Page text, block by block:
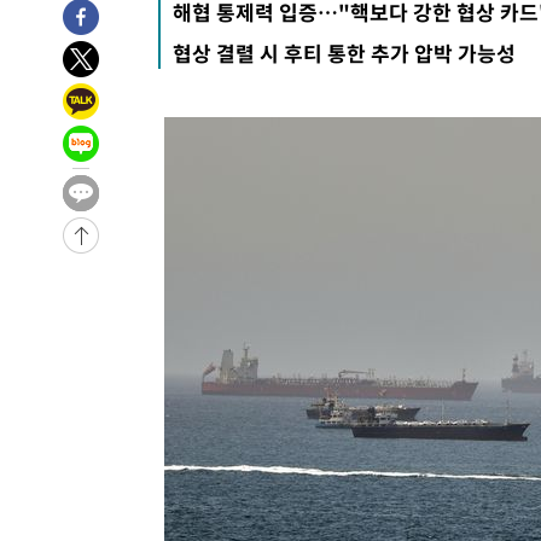
해협 통제력 입증…"핵보다 강한 협상 카
협상 결렬 시 후티 통한 추가 압박 가능성